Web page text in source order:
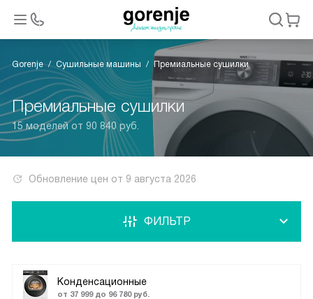
Gorenje Сушильные машины Премиальные сушилки
Премиальные сушилки
15 моделей от 90 840 руб.
Обновление цен от 9 августа 2026
Конденсационные
от 37 999 до 96 780 руб.
ФИЛЬТР